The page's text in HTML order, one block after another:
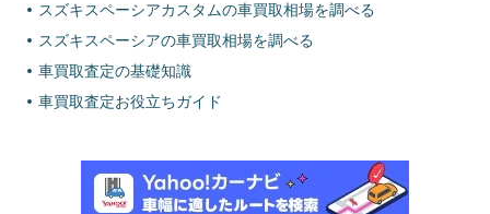
スズキスペーシアカスタムの車買取相場を調べる
スズキスペーシアの車買取相場を調べる
車買取査定の基礎知識
車買取査定お役立ちガイド